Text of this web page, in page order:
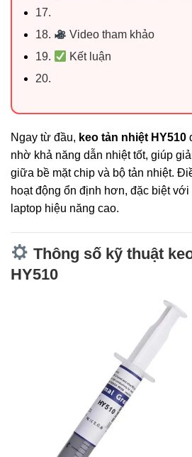
17.
18.
Video tham khảo
19.
Kết luận
20.
Ngay từ đầu, keo tản nhiệt HY510
nhờ khả năng dẫn nhiệt tốt, giúp
giữa bề mặt chip và bộ tản nhiệt.
hoạt động ổn định hơn, đặc biệt
laptop hiệu năng cao.
Thông số kỹ thuật
HY510